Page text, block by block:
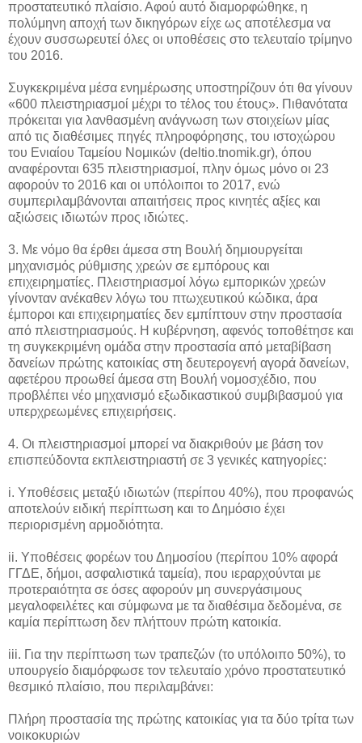
προστατευτικό πλαίσιο. Αφού αυτό διαμορφώθηκε, η
πολύμηνη αποχή των δικηγόρων είχε ως αποτέλεσμα να
έχουν συσσωρευτεί όλες οι υποθέσεις στο τελευταίο τρίμηνο
του 2016.
Συγκεκριμένα μέσα ενημέρωσης υποστηρίζουν ότι θα γίνουν
«600 πλειστηριασμοί μέχρι το τέλος του έτους». Πιθανότατα
πρόκειται για λανθασμένη ανάγνωση των στοιχείων μίας
από τις διαθέσιμες πηγές πληροφόρησης, του ιστοχώρου
του Ενιαίου Ταμείου Νομικών (deltio.tnomik.gr), όπου
αναφέρονται 635 πλειστηριασμοί, πλην όμως μόνο οι 23
αφορούν το 2016 και οι υπόλοιποι το 2017, ενώ
συμπεριλαμβάνονται απαιτήσεις προς κινητές αξίες και
αξιώσεις ιδιωτών προς ιδιώτες.
3. Με νόμο θα έρθει άμεσα στη Βουλή δημιουργείται
μηχανισμός ρύθμισης χρεών σε εμπόρους και
επιχειρηματίες. Πλειστηριασμοί λόγω εμπορικών χρεών
γίνονταν ανέκαθεν λόγω του πτωχευτικού κώδικα, άρα
έμποροι και επιχειρηματίες δεν εμπίπτουν στην προστασία
από πλειστηριασμούς. Η κυβέρνηση, αφενός τοποθέτησε και
τη συγκεκριμένη ομάδα στην προστασία από μεταβίβαση
δανείων πρώτης κατοικίας στη δευτερογενή αγορά δανείων,
αφετέρου προωθεί άμεσα στη Βουλή νομοσχέδιο, που
προβλέπει νέο μηχανισμό εξωδικαστικού συμβιβασμού για
υπερχρεωμένες επιχειρήσεις.
4. Οι πλειστηριασμοί μπορεί να διακριθούν με βάση τον
επισπεύδοντα εκπλειστηριαστή σε 3 γενικές κατηγορίες:
i. Υποθέσεις μεταξύ ιδιωτών (περίπου 40%), που προφανώς
αποτελούν ειδική περίπτωση και το Δημόσιο έχει
περιορισμένη αρμοδιότητα.
ii. Υποθέσεις φορέων του Δημοσίου (περίπου 10% αφορά
ΓΓΔΕ, δήμοι, ασφαλιστικά ταμεία), που ιεραρχούνται με
προτεραιότητα σε όσες αφορούν μη συνεργάσιμους
μεγαλοφειλέτες και σύμφωνα με τα διαθέσιμα δεδομένα, σε
καμία περίπτωση δεν πλήττουν πρώτη κατοικία.
iii. Για την περίπτωση των τραπεζών (το υπόλοιπο 50%), το
υπουργείο διαμόρφωσε τον τελευταίο χρόνο προστατευτικό
θεσμικό πλαίσιο, που περιλαμβάνει:
Πλήρη προστασία της πρώτης κατοικίας για τα δύο τρίτα των
νοικοκυριών